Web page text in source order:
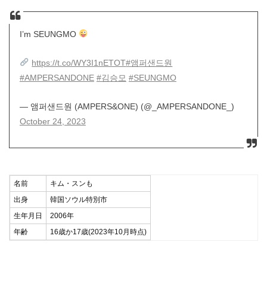
I’m SEUNGMO
https://t.co/WY3I1nETOT#앰퍼샌드원
#AMPERSANDONE #김승모 #SEUNGMO
— 앰퍼샌드원 (AMPERS&ONE) (@_AMPERSANDONE_)
October 24, 2023
名前
キム・スンも
出身
韓国ソウル特別市
生年月日
2006年
年齢
16歳か17歳(2023年10月時点)